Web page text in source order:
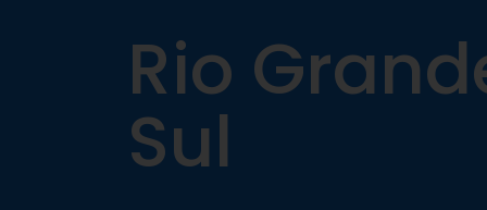
Rio
Sul